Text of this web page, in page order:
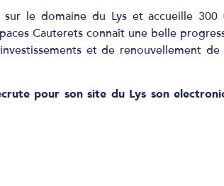
sur le domaine du Lys et accueille 300
Cauterets connaît une belle
et de renouvellement de
pour son site du Lys son